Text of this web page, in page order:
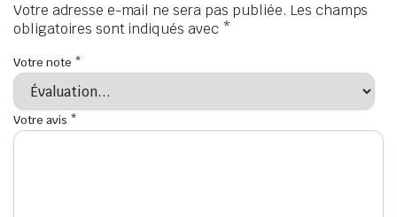
Votre adresse e-mail ne sera pas publiée. Les champs
obligatoires sont indiqués avec *
Votre note *
Votre avis *